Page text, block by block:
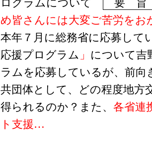
ログラムについて
要
め皆さんには大変ご苦労をお
本年７月に総務省に応募して
応援プログラム 」 について吉
ラムを応募しているが、前向
共団体として、どの程度地方
得られるのか？また、 各省連
ト支援…